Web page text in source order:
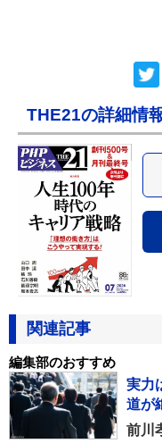
THE21の詳細情
関連記事
編集部のおすすめ
実力
道が
前川